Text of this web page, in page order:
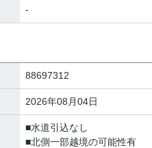
-
88697312
2026年08月04日
■水道引込なし
■北側一部越境の可能性有